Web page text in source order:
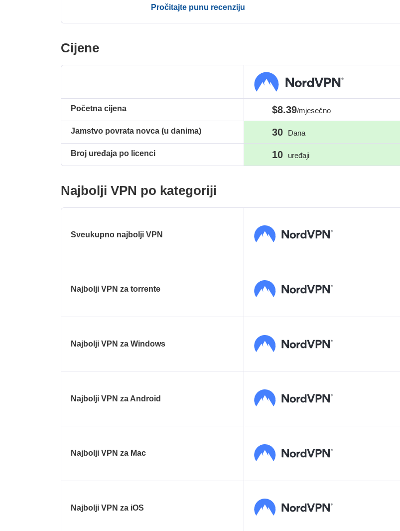
Pročitajte punu recenziju
Cijene
Početna cijena
Jamstvo povrata novca (u danima)
Broj uređaja po licenci
$8.39/mjesečno
30 Dana
10 uređaji
Najbolji VPN po kategoriji
Sveukupno najbolji VPN
Najbolji VPN za torrente
Najbolji VPN za Windows
Najbolji VPN za Android
Najbolji VPN za Mac
Najbolji VPN za iOS